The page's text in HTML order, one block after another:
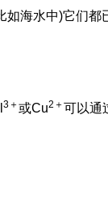
如海水中)它们都
3＋或Cu2＋可以通